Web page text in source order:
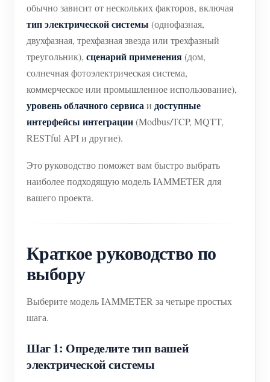
PV-рейтинг
обычно зависит от нескольких факторов, включая
тип электрической системы (однофазная,
двухфазная, трехфазная звезда или трехфазный
треугольник), сценарий применения(дом,
солнечная фотоэлектрическая система,
коммерческое или промышленное использование),
уровень облачного сервисаи доступные
интерфейсы интеграции(Modbus/TCP, MQTT,
RESTful API и другие).
Это руководство поможет вам быстро выбрать
наиболее подходящую модель IAMMETER для
вашего проекта.
Краткое руководство по
выбору
Выберите модель IAMMETER за четыре простых
шага.
Шаг 1: Определите тип вашей
электрической системы